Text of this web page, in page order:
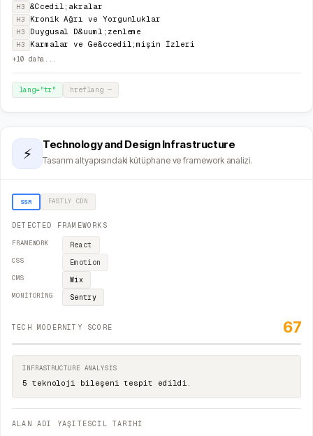
H3 &Ccedil;akralar
H3 Kronik Ağrı ve Yorgunluklar
H3 Duygusal D&uuml;zenleme
H3 Karmalar ve Ge&ccedil;mişin İzleri
+10 daha...
lang="tr" hreflang —
⚡
Technology and Design Infrastructure
Tasarım altyapısındaki kütüphane ve framework analizi.
SSR FASTLY CDN
DETECTED FRAMEWORKS
FRAMEWORK React
CSS Emotion
CMS Wix
MONITORING Sentry
TECH MODERNITY SCORE 67
INFRASTRUCTURE ANALYSIS
5 teknoloji bileşeni tespit edildi.
ALAN ADI YAŞI TESCİL TARİHİ